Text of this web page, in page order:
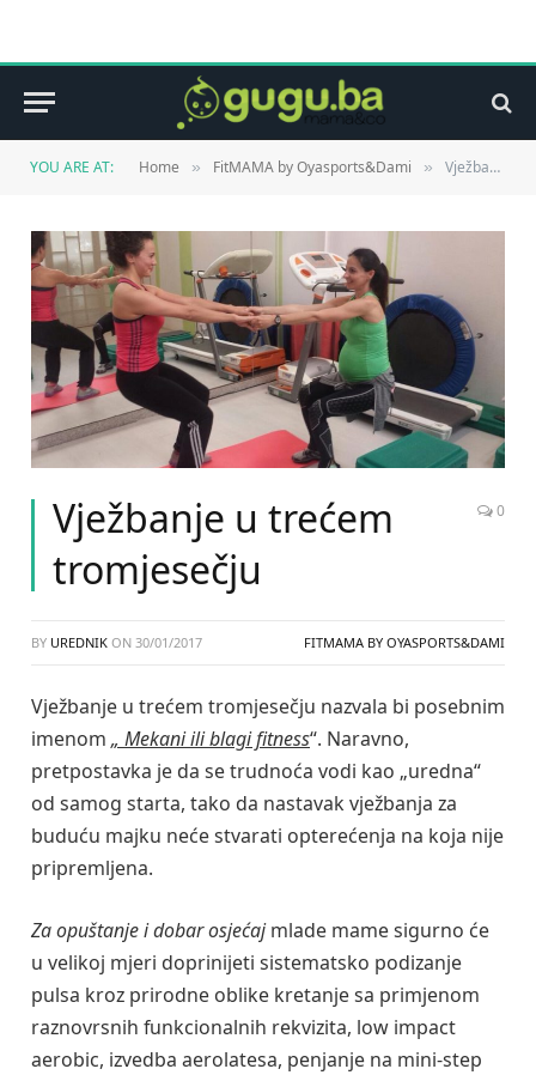
YOU ARE AT: Home » FitMAMA by Oyasports&Dami » Vježbanje u trećem tromjesečju
Vježbanje u trećem
tromjesečju
0
BY UREDNIK ON 30/01/2017 FITMAMA BY OYASPORTS&DAMI
Vježbanje u trećem tromjesečju nazvala bi posebnim
imenom „ Mekani ili blagi fitness“. Naravno,
pretpostavka je da se trudnoća vodi kao „uredna“
od samog starta, tako da nastavak vježbanja za
buduću majku neće stvarati opterećenja na koja nije
pripremljena.
Za opuštanje i dobar osjećajmlade mame sigurno će
u velikoj mjeri doprinijeti sistematsko podizanje
pulsa kroz prirodne oblike kretanje sa primjenom
raznovrsnih funkcionalnih rekvizita, low impact
aerobic, izvedba aerolatesa, penjanje na mini-step